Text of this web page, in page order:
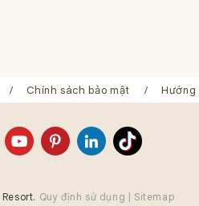
Chính sách bảo mật Hướng
Quy định sử dụng | Sitemap